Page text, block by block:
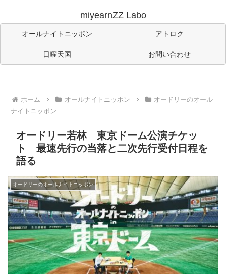
miyearnZZ Labo
オールナイトニッポン アトロク
日曜天国 お問い合わせ
ホーム オールナイトニッポン
オードリーのオール
ナイトニッポン
オードリー若林 東京ドーム公演チケッ
ト 最速先行の当落と二次先行受付日程を
語る
オードリーのオールナイトニッポン